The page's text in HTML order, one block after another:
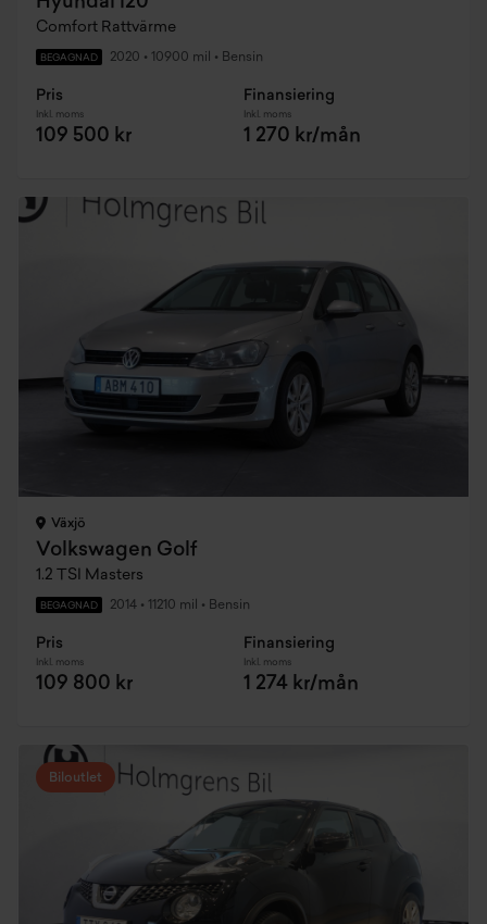
Comfort Rattvärme
BEGAGNAD 2020 • 10900 mil • Bensin
Pris
Inkl. moms
109 500 kr
Finansiering
Inkl. moms
1 270 kr/mån
Växjö
Volkswagen Golf
1.2 TSI Masters
BEGAGNAD 2014 • 11210 mil • Bensin
Pris
Inkl. moms
109 800 kr
Finansiering
Inkl. moms
1 274 kr/mån
Biloutlet